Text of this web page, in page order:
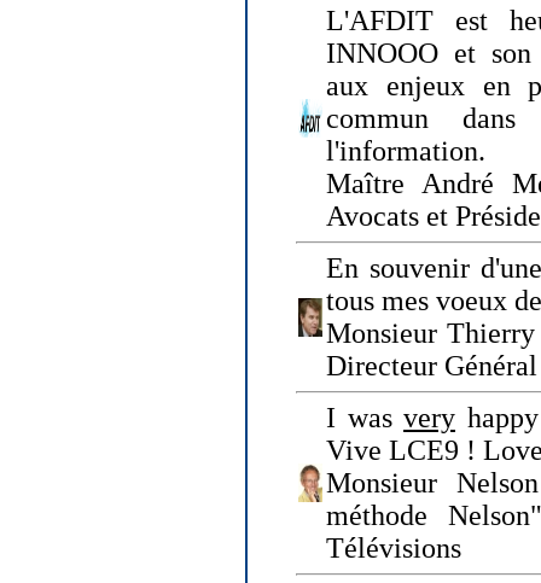
L'AFDIT est
INNOOO et
aux enjeux en
commun
l'information.
Maître André
Avocats et
En souvenir
tous mes voeux
Monsieur
Directeur
I was very
Vive LCE9 !
Monsieur
méthode
Télévisions